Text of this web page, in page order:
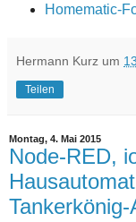
Homematic-
Hermann Kurz um
Teilen
Montag, 4. Mai 2015
Node-RED,
Tankerkönig-